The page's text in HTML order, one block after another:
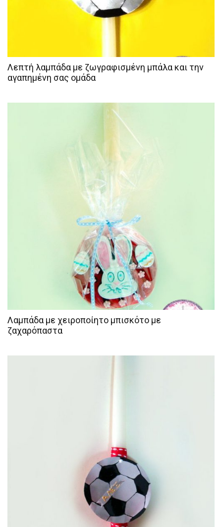
Λεπτή λαμπάδα με ζωγραφισμένη μπάλα και την
αγαπημένη σας ομάδα
Λαμπάδα με χειροποίητο μπισκότο με
ζαχαρόπαστα